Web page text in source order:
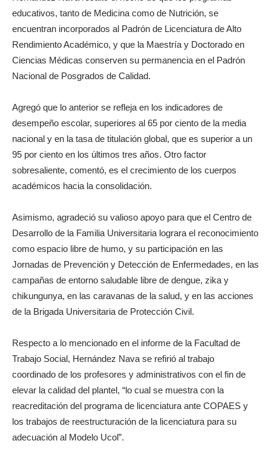
educativos, tanto de Medicina como de Nutrición, se
encuentran incorporados al Padrón de Licenciatura de Alto
Rendimiento Académico, y que la Maestría y Doctorado en
Ciencias Médicas conserven su permanencia en el Padrón
Nacional de Posgrados de Calidad.
Agregó que lo anterior se refleja en los indicadores de
desempeño escolar, superiores al 65 por ciento de la media
nacional y en la tasa de titulación global, que es superior a un
95 por ciento en los últimos tres años. Otro factor
sobresaliente, comentó, es el crecimiento de los cuerpos
académicos hacia la consolidación.
Asimismo, agradeció su valioso apoyo para que el Centro de
Desarrollo de la Familia Universitaria lograra el reconocimiento
como espacio libre de humo, y su participación en las
Jornadas de Prevención y Detección de Enfermedades, en las
campañas de entorno saludable libre de dengue, zika y
chikungunya, en las caravanas de la salud, y en las acciones
de la Brigada Universitaria de Protección Civil.
Respecto a lo mencionado en el informe de la Facultad de
Trabajo Social, Hernández Nava se refirió al trabajo
coordinado de los profesores y administrativos con el fin de
elevar la calidad del plantel, “lo cual se muestra con la
reacreditación del programa de licenciatura ante COPAES y
los trabajos de reestructuración de la licenciatura para su
adecuación al Modelo Ucol”.